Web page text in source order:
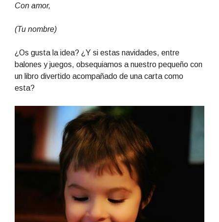
Con amor,
(Tu nombre)
¿Os gusta la idea? ¿Y si estas navidades, entre
balones y juegos, obsequiamos a nuestro pequeño con
un libro divertido acompañado de una carta como
esta?